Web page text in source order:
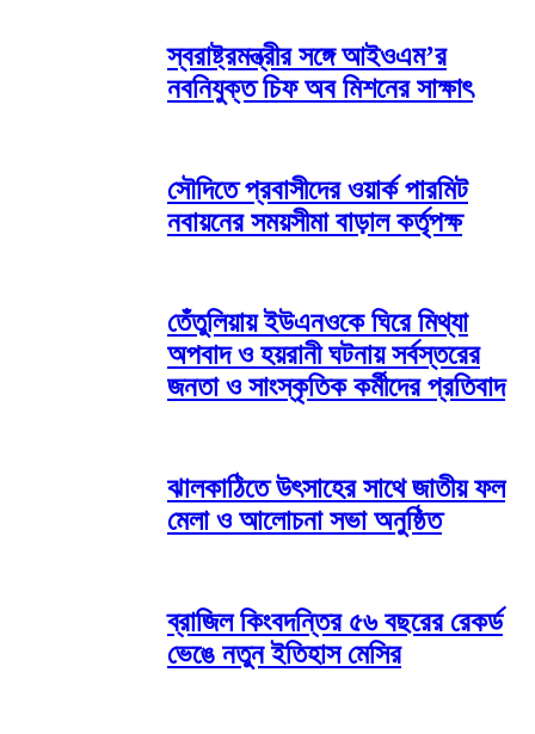
স্বরাষ্ট্রমন্ত্রীর সঙ্গে আইওএম’র
নবনিযুক্ত চিফ অব মিশনের সাক্ষাৎ
সৌদিতে প্রবাসীদের ওয়ার্ক পারমিট
নবায়নের সময়সীমা বাড়াল কর্তৃপক্ষ
তেঁতুলিয়ায় ইউএনওকে ঘিরে মিথ্যা
অপবাদ ও হয়রানী ঘটনায় সর্বস্তরের
জনতা ও সাংস্কৃতিক কর্মীদের প্রতিবাদ
ঝালকাঠিতে উৎসাহের সাথে জাতীয় ফল
মেলা ও আলোচনা সভা অনুষ্ঠিত
ব্রাজিল কিংবদন্তির ৫৬ বছরের রেকর্ড
ভেঙে নতুন ইতিহাস মেসির